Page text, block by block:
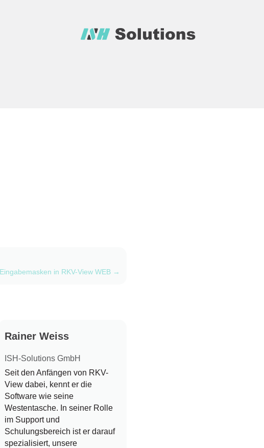
in RKV-View WEB→
Rainer Weiss
ISH-Solutions GmbH
Seit den Anfängen von RKV-
View dabei, kennt er die
Software wie seine
Westentasche. In seiner Rolle
im Support und
Schulungsbereich ist er darauf
spezialisiert, unsere